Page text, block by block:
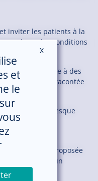
inviter les patients à la
des conditions
patients grâce à des
par l’histoire racontée
grâce à une fresque
de services proposée
va réaliser par un
et
le
XMasquer le